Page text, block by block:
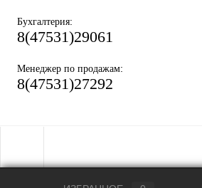
Бухгалтерия:
8(47531)29061
Менеджер по продажам:
8(47531)27292